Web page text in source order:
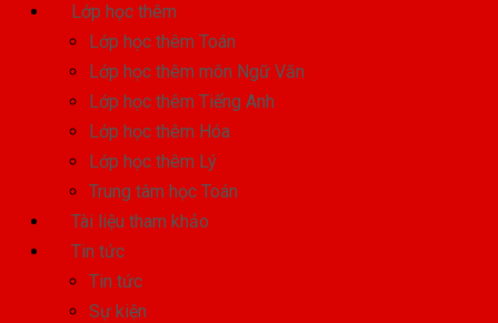
Lớp học thêm
Lớp học thêm Toán
Lớp học thêm môn Ngữ Văn
Lớp học thêm Tiếng Anh
Lớp học thêm Hóa
Lớp học thêm Lý
Trung tâm học Toán
Tài liệu tham khảo
Tin tức
Tin tức
Sự kiện